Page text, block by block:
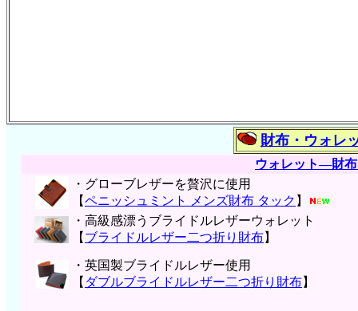
財布・ウォレ
ウォレット―財
・グローブレザーを贅沢に使用
【ペニッシュミント メンズ財布 タック 】
・高級感漂うブライドルレザーウォレット
【 ブライドルレザー二つ折り財布】
・英国製ブライドルレザー使用
【 ダブルブライドルレザー二つ折り財布】